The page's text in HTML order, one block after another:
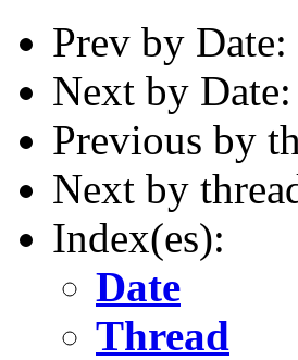
Prev by Date:
Next by Date:
Previous by
Next by
Index(es):
Date
Thread